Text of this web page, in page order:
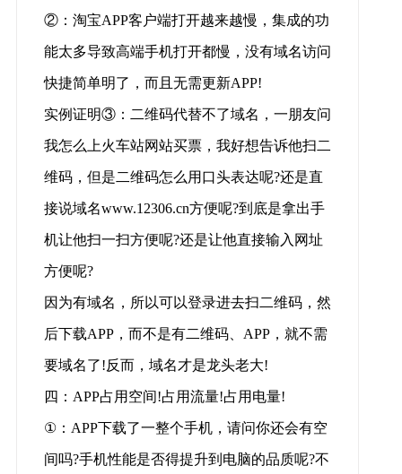
②：淘宝APP客户端打开越来越慢，集成的功
能太多导致高端手机打开都慢，没有域名访问
快捷简单明了，而且无需更新APP!
实例证明③：二维码代替不了域名，一朋友问
我怎么上火车站网站买票，我好想告诉他扫二
维码，但是二维码怎么用口头表达呢?还是直
接说域名www.12306.cn方便呢?到底是拿出手
机让他扫一扫方便呢?还是让他直接输入网址
方便呢?
因为有域名，所以可以登录进去扫二维码，然
后下载APP，而不是有二维码、APP，就不需
要域名了!反而，域名才是龙头老大!
四：APP占用空间!占用流量!占用电量!
①：APP下载了一整个手机，请问你还会有空
间吗?手机性能是否得提升到电脑的品质呢?不